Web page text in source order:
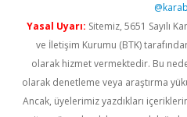
Yasal Uyarı: Sitemiz, 5651 Sayılı
ve İletişim Kurumu (BTK)
olarak hizmet vermektedir. Bu
olarak denetleme veya araştırma
Ancak, üyelerimiz yazdıkları